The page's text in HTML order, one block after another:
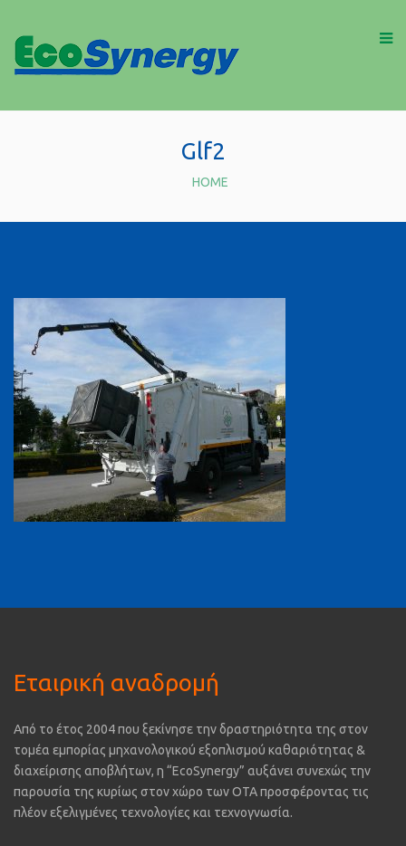
Glf2
HOME
Εταιρική αναδρομή
Από το έτος 2004 που ξεκίνησε την δραστηριότητα της στον
τομέα εμπορίας μηχανολογικού εξοπλισμού καθαριότητας &
διαχείρισης αποβλήτων, η “EcoSynergy” αυξάνει συνεχώς την
παρουσία της κυρίως στον χώρο των ΟΤΑ προσφέροντας τις
πλέον εξελιγμένες τεχνολογίες και τεχνογνωσία.